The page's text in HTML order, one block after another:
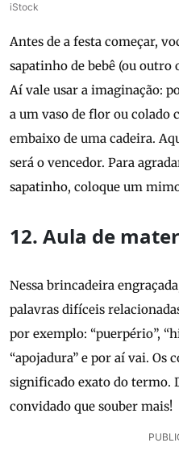
iStock
Antes de a festa começar,
sapatinho de bebê (ou outro
Aí vale usar a imaginação:
a um vaso de flor ou colado
embaixo de uma cadeira.
será o vencedor. Para
sapatinho, coloque um
12. Aula de
Nessa brincadeira
palavras difíceis
por exemplo: “puerpério”,
“apojadura” e por aí vai. Os
significado exato do termo.
convidado que souber mais!